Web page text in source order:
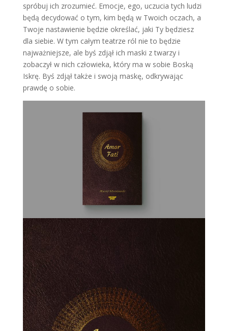
spróbuj ich zrozumieć. Emocje, ego, uczucia tych ludzi
będą decydować o tym, kim będą w Twoich oczach, a
Twoje nastawienie będzie określać, jaki Ty będziesz
dla siebie. W tym całym teatrze ról nie to będzie
najważniejsze, ale byś zdjął ich maski z twarzy i
zobaczył w nich człowieka, który ma w sobie Boską
Iskrę. Byś zdjął także i swoją maskę, odkrywając
prawdę o sobie.